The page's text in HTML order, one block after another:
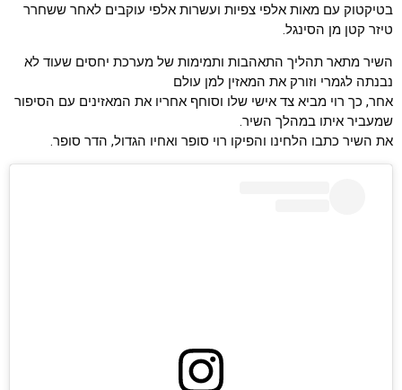
בטיקטוק עם מאות אלפי צפיות ועשרות אלפי עוקבים לאחר ששחרר
טיזר קטן מן הסינגל.
השיר מתאר תהליך התאהבות ותמימות של מערכת יחסים שעוד לא
נבנתה לגמרי וזורק את המאזין למן עולם
אחר, כך רוי מביא צד אישי שלו וסוחף אחריו את המאזינים עם הסיפור
שמעביר איתו במהלך השיר.
את השיר כתבו הלחינו והפיקו רוי סופר ואחיו הגדול, הדר סופר.